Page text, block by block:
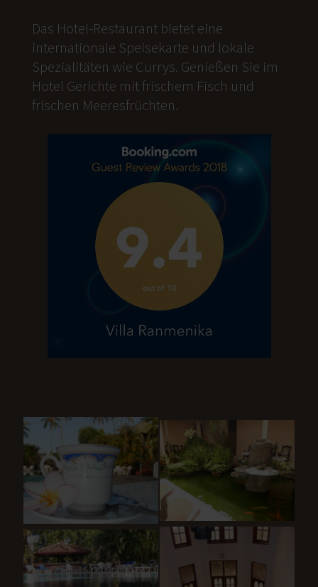
Das Hotel-Restaurant bietet eine
internationale Speisekarte und lokale
Spezialitäten wie Currys. Genießen Sie im
Hotel Gerichte mit frischem Fisch und
frischen Meeresfrüchten.